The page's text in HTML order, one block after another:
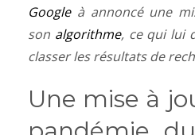
Googleà annoncé une
son algorithme, ce qui lui
classer les résultats de
Une mise à